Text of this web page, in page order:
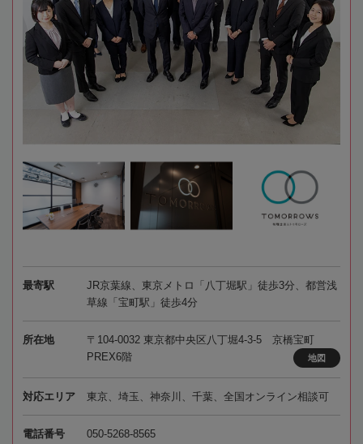
最寄駅
JR京葉線、東京メトロ「八丁堀駅」徒歩3分、都営浅
草線「宝町駅」徒歩4分
所在地
〒104-0032 東京都中央区八丁堀4-3-5 京橋宝町
PREX6階
地図
対応エリア 東京、埼玉、神奈川、千葉、全国オンライン相談可
電話番号 050-5268-8565